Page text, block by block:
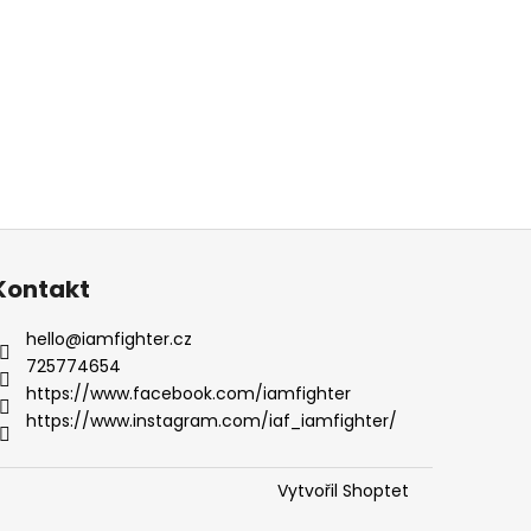
hello@iamfighter.cz
725774654
https://www.facebook.com/iamfighter
https://www.instagram.com/iaf_iamfighter/
Vytvořil Shoptet